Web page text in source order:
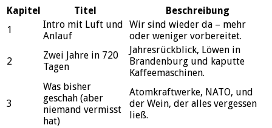
Kapitel Titel
Beschreibung
1
Intro mit Luft und
Anlauf
Wir sind wieder da – mehr
oder weniger vorbereitet.
2
Zwei Jahre in 720
Tagen
Jahresrückblick, Löwen in
Brandenburg und kaputte
Kaffeemaschinen.
3
Was bisher
geschah (aber
niemand vermisst
hat)
Atomkraftwerke, NATO, und
der Wein, der alles vergessen
ließ.